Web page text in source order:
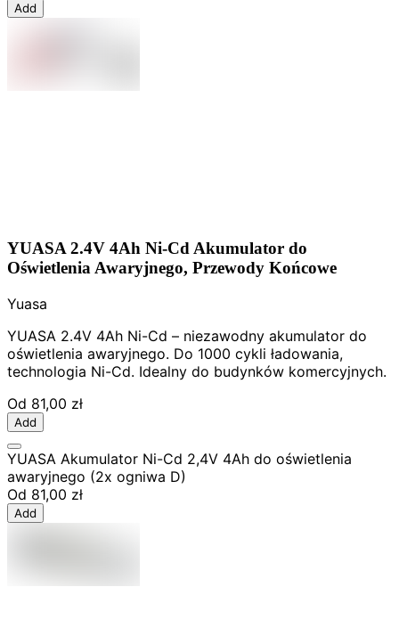
Add
YUASA 2.4V 4Ah Ni-Cd Akumulator do
Oświetlenia Awaryjnego, Przewody Końcowe
Yuasa
YUASA 2.4V 4Ah Ni-Cd – niezawodny akumulator do
oświetlenia awaryjnego. Do 1000 cykli ładowania,
technologia Ni-Cd. Idealny do budynków komercyjnych.
Od 81,00 zł
Add
YUASA Akumulator Ni-Cd 2,4V 4Ah do oświetlenia
awaryjnego (2x ogniwa D)
Od 81,00 zł
Add